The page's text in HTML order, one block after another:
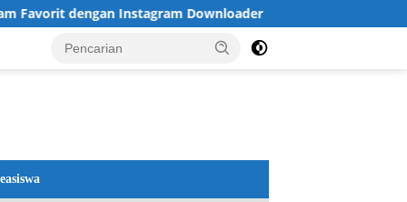
dengan Instagram Downloader